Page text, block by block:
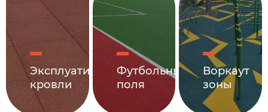
Эксплуатируемые
кровли
Футбольные
поля
Воркаут
зоны